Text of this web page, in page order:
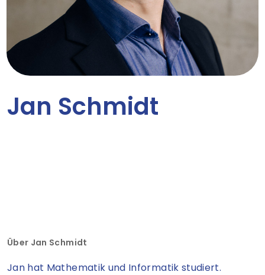
Jan Schmidt
Über Jan Schmidt
Jan hat Mathematik und Informatik studiert.